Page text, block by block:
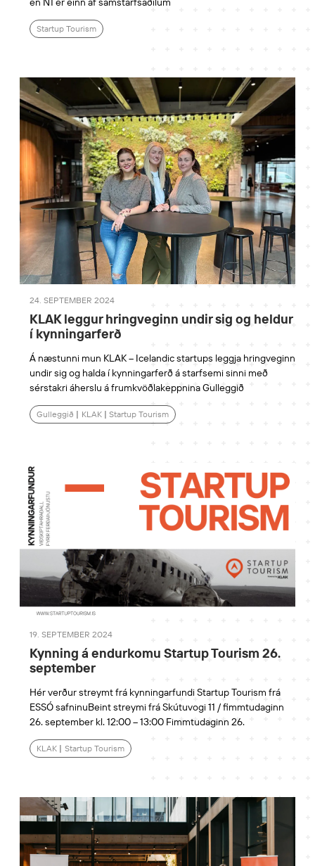
Startup Tourism
24. SEPTEMBER 2024
KLAK leggur hringveginn undir sig og heldur
í kynningarferð
Á næstunni mun KLAK – Icelandic startups leggja hringveginn
undir sig og halda í kynningarferð á starfsemi sinni með
sérstakri áherslu á frumkvöðlakeppnina Gulleggið
Gulleggið | KLAK|Startup Tourism
19. SEPTEMBER 2024
Kynning á endurkomu Startup Tourism 26.
september
Hér verður streymt frá kynningarfundi Startup Tourism frá
ESSÓ safninuBeint streymi frá Skútuvogi 11 / fimmtudaginn
26. september kl. 12:00 – 13:00 Fimmtudaginn 26.
KLAK | Startup Tourism